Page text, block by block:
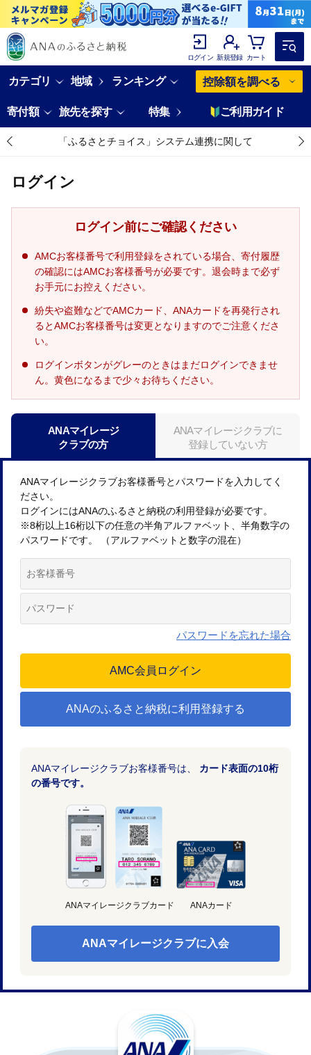
ログイン 新規登録 カート
カテゴリ 地域 ランキング 控除額を調べる
寄付額 旅先を探す 特集 ご利用ガイド
「ふるさとチョイス」システム連携に関して
ログイン
ログイン前にご確認ください
AMCお客様番号で利用登録をされている場合、寄付履歴
の確認にはAMCお客様番号が必要です。退会時まで必ず
お手元にお控えください。
紛失や盗難などでAMCカード、ANAカードを再発行され
るとAMCお客様番号は変更となりますのでご注意くださ
い。
ログインボタンがグレーのときはまだログインできませ
ん。黄色になるまで少々お待ちください。
ANAマイレージ
クラブの方
ANAマイレージクラブに
登録していない方
ANAマイレージクラブお客様番号とパスワードを入力してく
ださい。
ログインにはANAのふるさと納税の利用登録が必要です。
※8桁以上16桁以下の任意の半角アルファベット、半角数字の
パスワードです。 （アルファベットと数字の混在）
パスワードを忘れた場合
ANAのふるさと納税に利用登録する
ANAマイレージクラブお客様番号は、 カード表面の10桁
の番号です。
ANAマイレージクラブカード ANAカード
ANAマイレージクラブに入会